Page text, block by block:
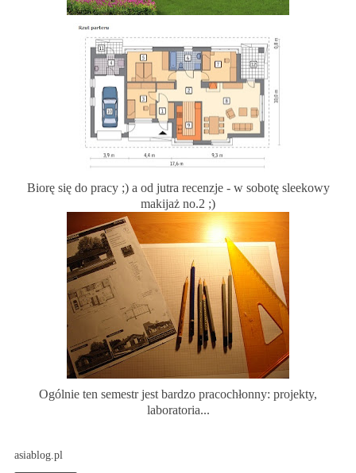
Biorę się do pracy ;) a od jutra recenzje - w sobotę sleekowy
makijaż no.2 ;)
Ogólnie ten semestr jest bardzo pracochłonny: projekty,
laboratoria...
asiablog.pl